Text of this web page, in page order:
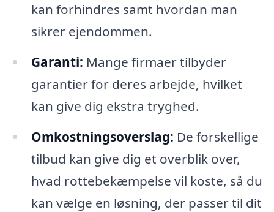
kan forhindres samt hvordan man
sikrer ejendommen.
Garanti: Mange firmaer tilbyder
garantier for deres arbejde, hvilket
kan give dig ekstra tryghed.
Omkostningsoverslag: De forskellige
tilbud kan give dig et overblik over,
hvad rottebekæmpelse vil koste, så du
kan vælge en løsning, der passer til dit